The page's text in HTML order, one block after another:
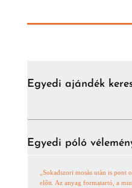
Egyedi ajándék
Egyedi póló
„Sokadszori mosàs utàn is pont
előtt. Az anyag formatartó, a